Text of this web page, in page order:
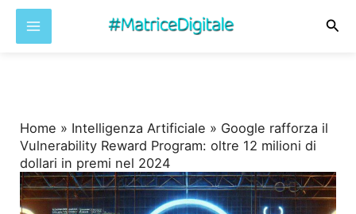
Home » Intelligenza Artificiale » Google rafforza il
Vulnerability Reward Program: oltre 12 milioni di
dollari in premi nel 2024